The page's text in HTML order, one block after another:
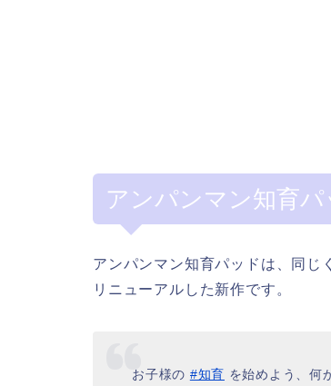
アンパンマン知育
アンパンマン知育パッドは、同じ
リニューアルした新作です。
お子様の #知育 を始めよう、何